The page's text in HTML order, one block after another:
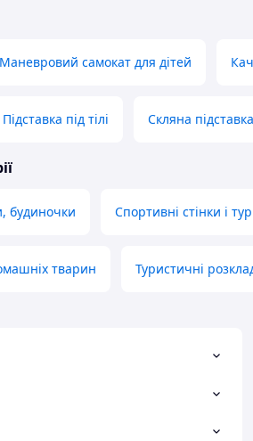
Маневровий самокат для дітей
Підставка під тілі Скляна підставка
будиночки Спортивні стінки і
тварин Туристичні